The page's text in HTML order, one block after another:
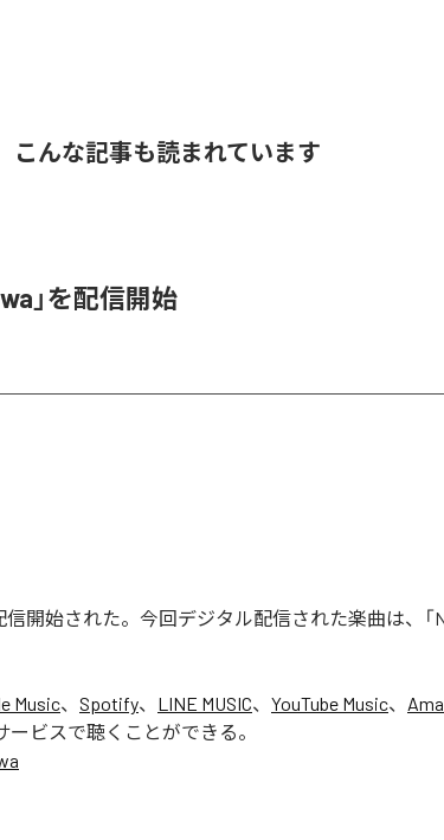
こんな記事も読まれています
」を配信開始
信開始された。今回デジタル配信された楽曲は、「
Music、 Spotify、 LINE MUSIC、 YouTube Music、
ービスで聴くことができる。